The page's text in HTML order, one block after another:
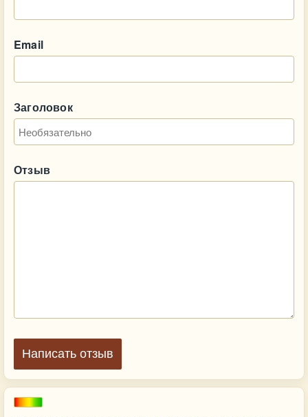
Email
Заголовок
Отзыв
Написать отзыв